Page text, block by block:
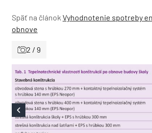
Späť na článok Vyhodnotenie spotreby
obnove
2 / 9